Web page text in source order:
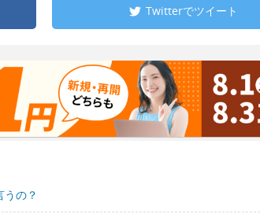
Twitterでツイート
の？